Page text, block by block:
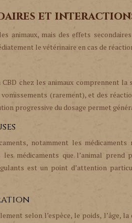
et
animaux, mais des effets
le vétérinaire en cas de
chez les animaux comprennent la
(rarement), et des
progressive du dosage permet
notamment les
médicaments que l’animal
est un point d’attention
selon l’espèce, le poids, l’âge,